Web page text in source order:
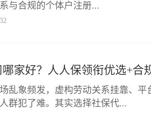
与合规的个体户注册...
家好？人人保领衔优选+合
乱象频发，虚构劳动关系挂靠、
群犯了难。其实选择社保代...